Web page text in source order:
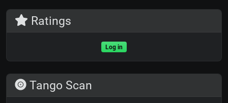
Ratings
Log in
Tango Scan